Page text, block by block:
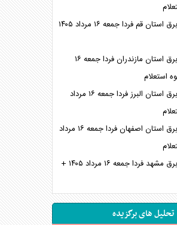
جدول قطعی برق استان قم فردا جمعه ۱۶ مرداد ۱۴۰۵
جدول قطعی برق استان مازندران فردا جمعه ۱۶
جدول قطعی برق استان البرز فردا جمعه ۱۶ مرداد
جدول قطعی برق استان اصفهان فردا جمعه ۱۶ مرداد
جدول قطعی برق مشهد فردا جمعه ۱۶ مرداد ۱۴۰۵ +
تحلیل های برگزیده